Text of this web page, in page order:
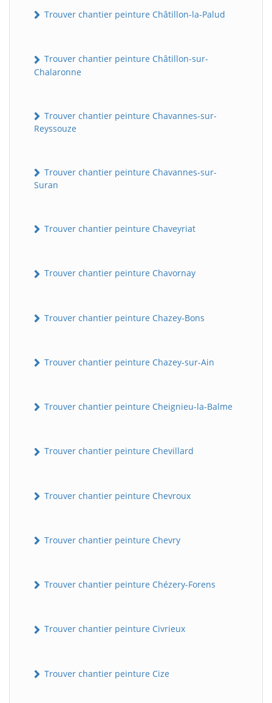
Trouver chantier peinture Châtillon-la-Palud
Trouver chantier peinture Châtillon-sur-
Chalaronne
Trouver chantier peinture Chavannes-sur-
Reyssouze
Trouver chantier peinture Chavannes-sur-
Suran
Trouver chantier peinture Chaveyriat
Trouver chantier peinture Chavornay
Trouver chantier peinture Chazey-Bons
Trouver chantier peinture Chazey-sur-Ain
Trouver chantier peinture Cheignieu-la-Balme
Trouver chantier peinture Chevillard
Trouver chantier peinture Chevroux
Trouver chantier peinture Chevry
Trouver chantier peinture Chézery-Forens
Trouver chantier peinture Civrieux
Trouver chantier peinture Cize